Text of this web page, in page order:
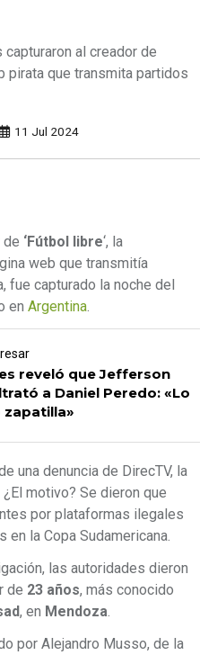
al creador de
pirata que transmita partidos
11 Jul 2024
de ‘Fútbol libre‘, la
web que transmitía
fue capturado la noche del
enArgentina
reveló que Jefferson
a Daniel Peredo: «Lo
una denuncia de DirecTV, la
motivo? Se dieron que
por plataformas ilegales
la Copa Sudamericana.
las autoridades dieron
de 23 años, más conocido
, en Mendoza
por Alejandro Musso, de la